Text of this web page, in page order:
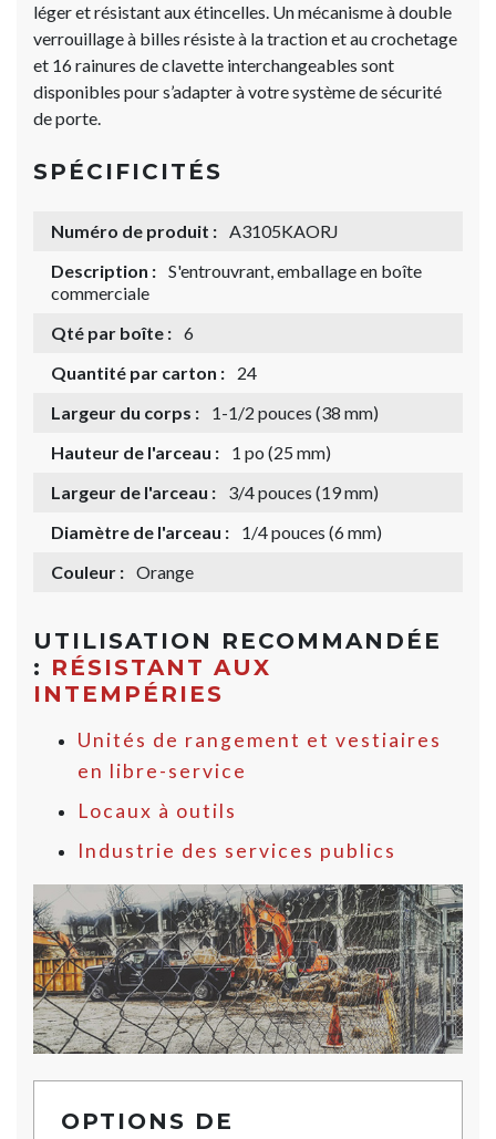
léger et résistant aux étincelles. Un mécanisme à double
verrouillage à billes résiste à la traction et au crochetage
et 16 rainures de clavette interchangeables sont
disponibles pour s’adapter à votre système de sécurité
de porte.
SPÉCIFICITÉS
Numéro de produit : A3105KAORJ
Description : S'entrouvrant, emballage en boîte
commerciale
Qté par boîte : 6
Quantité par carton :
24
Largeur du corps :
1-1/2 pouces (38 mm)
Hauteur de l'arceau :
1 po (25 mm)
Largeur de l'arceau :
3/4 pouces (19 mm)
Diamètre de l'arceau :
1/4 pouces (6 mm)
Couleur : Orange
UTILISATION RECOMMANDÉE
: RÉSISTANT AUX
INTEMPÉRIES
Unités de rangement et vestiaires
en libre-service
Locaux à outils
Industrie des services publics
OPTIONS DE